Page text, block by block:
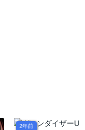
2年前